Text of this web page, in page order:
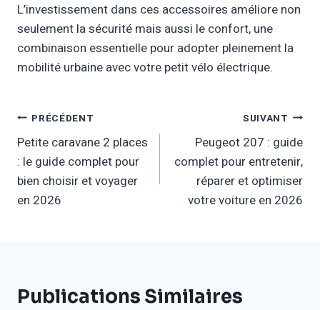
L’investissement dans ces accessoires améliore non
seulement la sécurité mais aussi le confort, une
combinaison essentielle pour adopter pleinement la
mobilité urbaine avec votre petit vélo électrique.
Navigation
De
L’article
PRÉCÉDENT
Petite caravane 2 places
: le guide complet pour
bien choisir et voyager
en 2026
SUIVANT
Peugeot 207 : guide
complet pour entretenir,
réparer et optimiser
votre voiture en 2026
Publications Similaires